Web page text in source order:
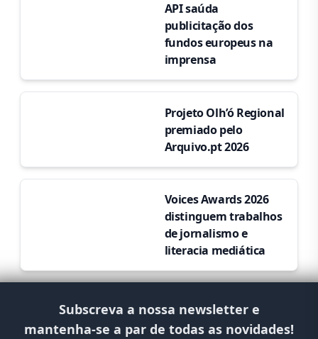
API saúda
publicitação dos
fundos europeus na
imprensa
Projeto Olh’ó Regional
premiado pelo
Arquivo.pt 2026
Voices Awards 2026
distinguem trabalhos
de jornalismo e
literacia mediática
Subscreva a nossa newsletter e
mantenha-se a par de todas as novidades!